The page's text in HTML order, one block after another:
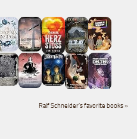
Ralf Schneider's favorite books »